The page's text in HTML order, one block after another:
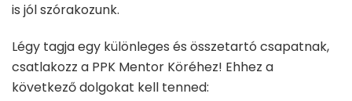
is jól szórakozunk.
Légy tagja egy különleges és összetartó csapatnak,
csatlakozz a PPK Mentor Köréhez! Ehhez a
következő dolgokat kell tenned: